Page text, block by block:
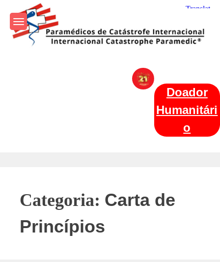
content
Internacional
Doador
Humanitári
o
Categoria: Carta de
Princípios